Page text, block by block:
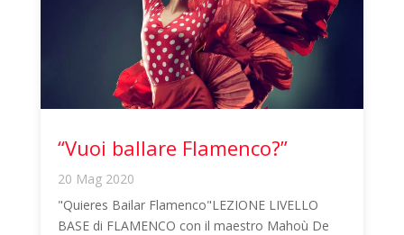
“Vuoi ballare Flamenco?”
20 Mag 2020
"Quieres Bailar Flamenco"LEZIONE LIVELLO
BASE di FLAMENCO con il maestro Mahoù De